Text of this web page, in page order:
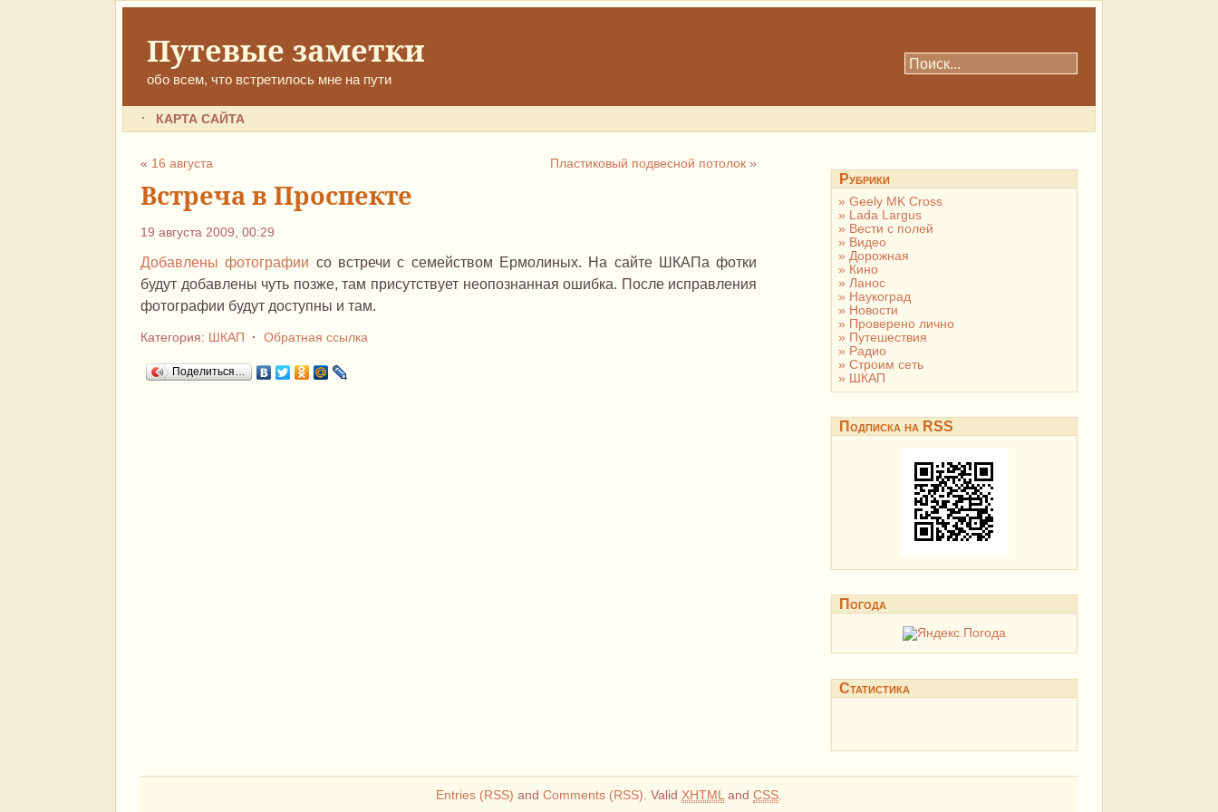
Путевые заметки
обо всем, что встретилось мне на пути
КАРТА САЙТА
« 16 августа Пластиковый подвесной потолок »
Встреча в Проспекте
19 августа 2009, 00:29
Добавлены фотографии со встречи с семейством Ермолиных. На сайте ШКАПа фотки
будут добавлены чуть позже, там присутствует неопознанная ошибка. После исправления
фотографии будут доступны и там.
Категория: ШКАП ·Обратная ссылка
Поделиться…
Рубрики
Geely MK Cross
Lada Largus
Вести с полей
Видео
Дорожная
Кино
Ланос
Наукоград
Новости
Проверено лично
Путешествия
Радио
Строим сеть
ШКАП
Подписка на RSS
Погода
Статистика
Entries (RSS) and Comments (RSS). Valid XHTMLand CSS.